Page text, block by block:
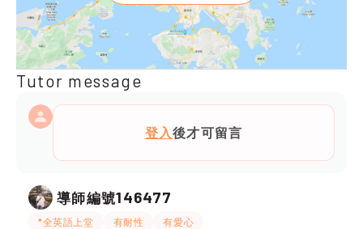
Tutor message
登入後才可留言
導師編號146477
*全英語上堂 有耐性 有愛心